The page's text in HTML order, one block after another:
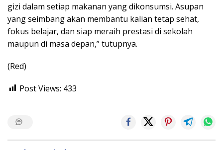
gizi dalam setiap makanan yang dikonsumsi. Asupan
yang seimbang akan membantu kalian tetap sehat,
fokus belajar, dan siap meraih prestasi di sekolah
maupun di masa depan,” tutupnya.
(Red)
Post Views: 433